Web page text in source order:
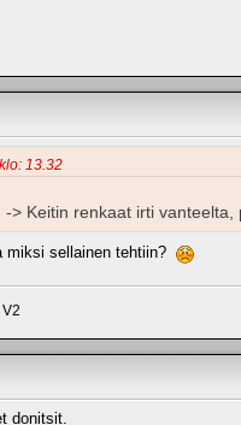
13.32
> Keitin renkaat irti
miksi sellainen tehtiin?
donitsit.